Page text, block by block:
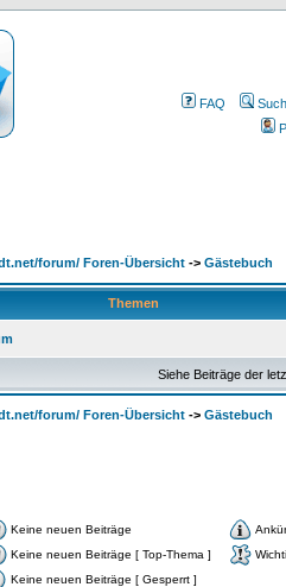
FAQ
forum/ Foren-Übersicht -> Gästebuch
Themen
Siehe Beiträge der
forum/ Foren-Übersicht -> Gästebuch
Keine neuen Beiträge
Keine neuen Beiträge [ Top-Thema ]
Keine neuen Beiträge [ Gesperrt ]